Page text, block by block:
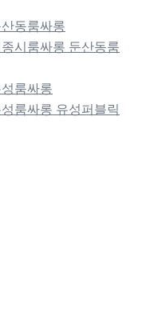
동룸싸롱
시룸싸롱 둔산동룸
룸싸롱
룸싸롱 유성퍼블릭